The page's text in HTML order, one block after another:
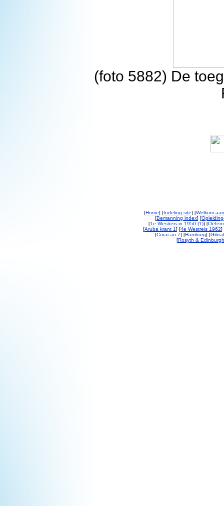
(foto 5882) De
[Home] [Indeling site] [Welkom
[Bemanning index] [
[1e Westreis in 1950 (1)] [
[Aruba krant 1] [4e Westreis 1962]
[Curacao 7] [Hamburg] [
[Rosyth &